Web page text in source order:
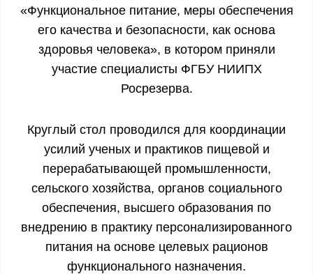
«Функциональное питание, меры обеспечения
его качества и безопасности, как основа
здоровья человека», в котором приняли
участие специалисты ФГБУ НИИПХ
Росрезерва.
Круглый стол проводился для координации
усилий ученых и практиков пищевой и
перерабатывающей промышленности,
сельского хозяйства, органов социального
обеспечения, высшего образования по
внедрению в практику персонализированного
питания на основе целевых рационов
функционального назначения.